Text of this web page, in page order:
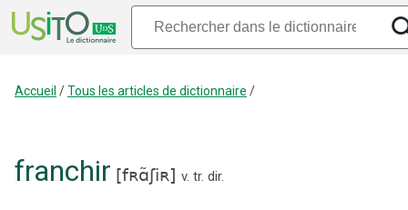
Accueil /Tous les articles de dictionnaire /
franchir [fʀɑ̃ʃiʀ] v. tr. dir.